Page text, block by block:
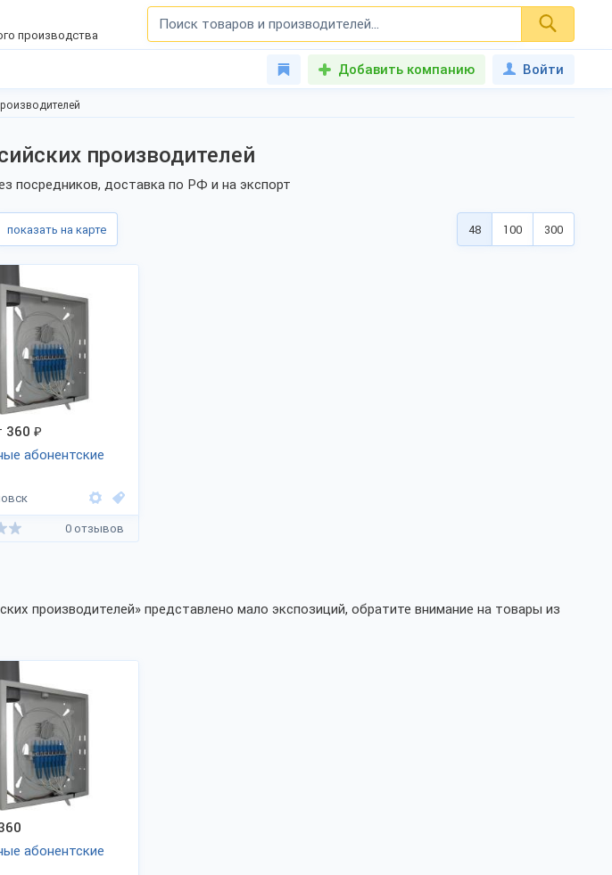
производства
Добавить компанию Войти
производителей
посредников, доставка по РФ и на экспорт
показать на карте 48 100 300
360 ₽
абонентские
0 отзывов
производителей» представлено мало экспозиций, обратите внимание на товары из
абонентские